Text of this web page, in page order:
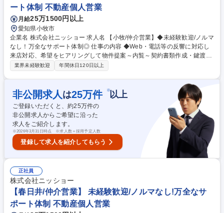
ート体制 不動産個人営業
月給25万1500円以上
愛知県小牧市
企業名 株式会社ニッショー 求人名 【小牧/仲介営業】◆未経験歓迎/ノルマ
なし！万全なサポート体制◎ 仕事の内容 ◆Web・電話等の反響に対応し
来店対応、希望をヒアリングして物件提案～内覧～契約書類作成・鍵渡し
まで担当。管理業務は管理部門が担当。 専門知識は入社後に身につくため
店予約→希望条件だけでなく会話から生活像を掘り下げ提案。 内覧では周
辺環境等の情報も案内。入居決定後は契約書類を作成し鍵をお渡し。空き
時間はWeb掲載物件の更新。 入社後1～2カ月は支店長・先輩が研修。
（業務内容の変更の範囲）当社業務全般 募集職種 【小牧/仲介営業】◆未
経験歓迎/ノルマなし！万全なサポート体制◎
業界未経験歓迎 年間休日120日以上
非公開求人 は25万件 ※以上
ご登録いただくと、約25万件の
非公開求人からご希望に沿った
求人をご紹介します。
※2026年3月31日時点 ※求人数＝採用予定人数
登録して求人を紹介してもらう
正社員
株式会社ニッショー
【春日井/仲介営業】 未経験歓迎/ノルマなし!万全なサ
ポート体制 不動産個人営業